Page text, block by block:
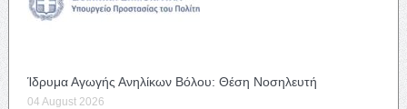
Ίδρυμα Αγωγής Ανηλίκων Βόλου: Θέση Νοσηλευτή
04 August 2026